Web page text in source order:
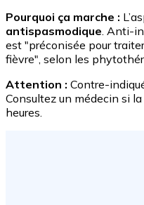
Pourquoi ça marche :
antispasmodique. Anti-
est "préconisée pour
fièvre", selon les
Attention : Contre-
Consultez un médecin si
heures.